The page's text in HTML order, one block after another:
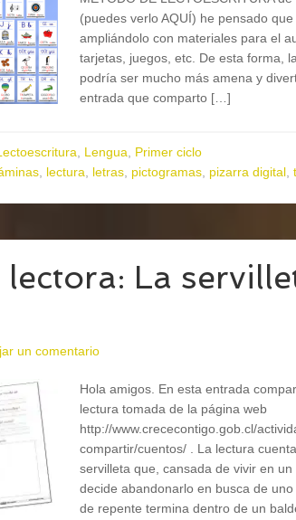
(puedes verlo AQUÍ) he pensado
ampliándolo con materiales para el
tarjetas, juegos, etc. De esta forma,
podría ser mucho más amena y
entrada que comparto […]
Lengua
Primer ciclo
lectura letras pictogramas pizarra digital
La
un comentario
Hola amigos. En esta entrada
lectura tomada de la página web
http://www.crececontigo.gob.cl/
compartir/cuentos/ . La lectura
servilleta que, cansada de vivir en un
decide abandonarlo en busca de uno
de repente termina dentro de un